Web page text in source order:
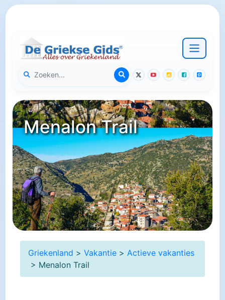
Menalon Trail
Griekenland > Vakantie > Actieve vakanties
> Menalon Trail